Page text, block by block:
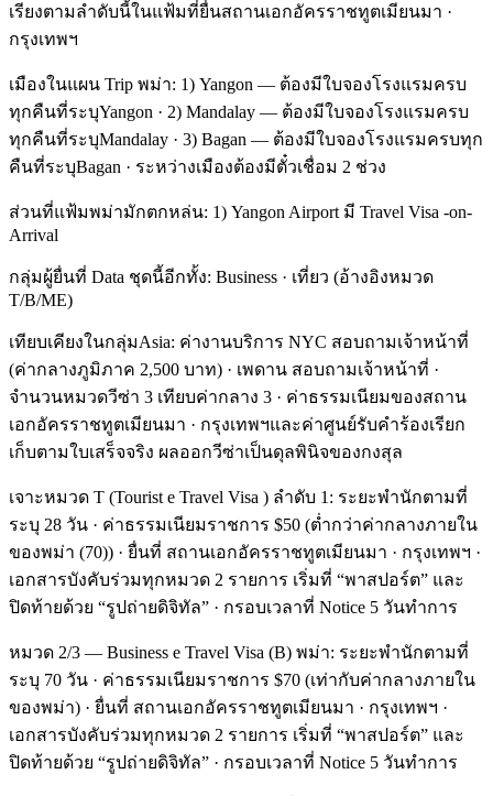
เรียงตามลำดับนี้ในแฟ้มที่ยื่นสถานเอกอัครราชทูตเมียนมา ·
กรุงเทพฯ
เมืองในแผน Trip พม่า: 1) Yangon — ต้องมีใบจองโรงแรมครบ
ทุกคืนที่ระบุYangon · 2) Mandalay — ต้องมีใบจองโรงแรมครบ
ทุกคืนที่ระบุMandalay · 3) Bagan — ต้องมีใบจองโรงแรมครบทุก
คืนที่ระบุBagan · ระหว่างเมืองต้องมีตั๋วเชื่อม 2 ช่วง
ส่วนที่แฟ้มพม่ามักตกหล่น: 1) Yangon Airport มี Travel Visa -on-
Arrival
กลุ่มผู้ยื่นที่ Data ชุดนี้อีกทั้ง: Business · เที่ยว (อ้างอิงหมวด
T/B/ME)
เทียบเคียงในกลุ่มAsia: ค่างานบริการ NYC สอบถามเจ้าหน้าที่
(ค่ากลางภูมิภาค 2,500 บาท) · เพดาน สอบถามเจ้าหน้าที่ ·
จำนวนหมวดวีซ่า 3 เทียบค่ากลาง 3 · ค่าธรรมเนียมของสถาน
เอกอัครราชทูตเมียนมา · กรุงเทพฯและค่าศูนย์รับคำร้องเรียก
เก็บตามใบเสร็จจริง ผลออกวีซ่าเป็นดุลพินิจของกงสุล
เจาะหมวด T (Tourist e Travel Visa ) ลำดับ 1: ระยะพำนักตามที่
ระบุ 28 วัน · ค่าธรรมเนียมราชการ $50 (ต่ำกว่าค่ากลางภายใน
ของพม่า (70)) · ยื่นที่ สถานเอกอัครราชทูตเมียนมา · กรุงเทพฯ ·
เอกสารบังคับร่วมทุกหมวด 2 รายการ เริ่มที่ “พาสปอร์ต” และ
ปิดท้ายด้วย “รูปถ่ายดิจิทัล” · กรอบเวลาที่ Notice 5 วันทำการ
หมวด 2/3 — Business e Travel Visa (B) พม่า: ระยะพำนักตามที่
ระบุ 70 วัน · ค่าธรรมเนียมราชการ $70 (เท่ากับค่ากลางภายใน
ของพม่า) · ยื่นที่ สถานเอกอัครราชทูตเมียนมา · กรุงเทพฯ ·
เอกสารบังคับร่วมทุกหมวด 2 รายการ เริ่มที่ “พาสปอร์ต” และ
ปิดท้ายด้วย “รูปถ่ายดิจิทัล” · กรอบเวลาที่ Notice 5 วันทำการ